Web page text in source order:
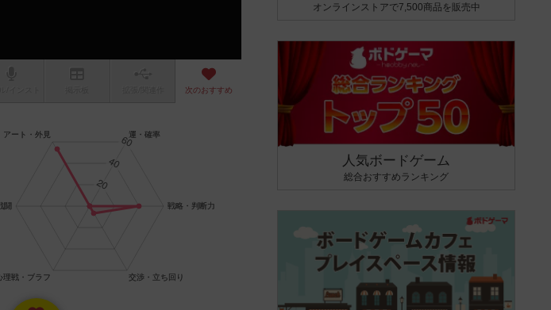
次のおすすめ
オンラインストアで7,500商品を販売中
人気ボードゲーム
総合おすすめランキング